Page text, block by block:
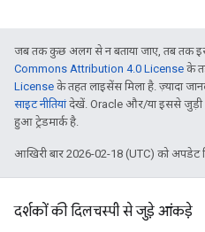
जब तक कुछ अलग से न बताया जाए, तब तक इस
Commons Attribution 4.0 License के
License के तहत लाइसेंस मिला है. ज़्यादा
साइट नीतियांदेखें. Oracle और/या इससे जुड़ी
हुआ ट्रेडमार्क है.
आखिरी बार 2026-02-18 (UTC) को अपडेट
दर्शकों की दिलचस्पी से जुड़े आंकड़े